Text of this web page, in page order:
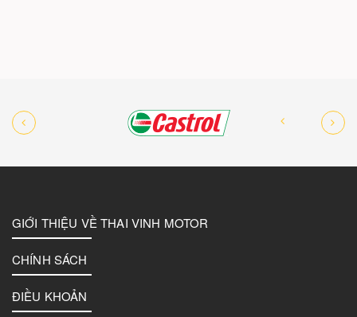
GIỚI THIỆU VỀ THAI VINH MOTOR
CHÍNH SÁCH
ĐIỀU KHOẢN